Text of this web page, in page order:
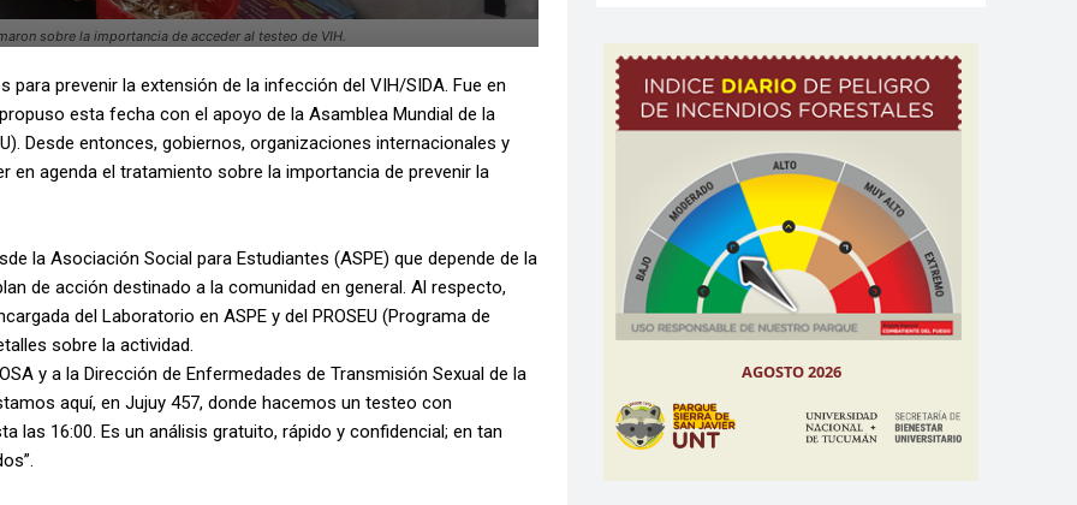
sobre la importancia de acceder al testeo de VIH.
prevenir la extensión de la infección del VIH/SIDA. Fue en
esta fecha con el apoyo de la Asamblea Mundial de la
Desde entonces, gobiernos, organizaciones internacionales y
agenda el tratamiento sobre la importancia de prevenir la
la Asociación Social para Estudiantes (ASPE) que depende de la
de acción destinado a la comunidad en general. Al respecto,
del Laboratorio en ASPE y del PROSEU (Programa de
sobre la actividad.
y a la Dirección de Enfermedades de Transmisión Sexual de la
aquí, en Jujuy 457, donde hacemos un testeo con
las 16:00. Es un análisis gratuito, rápido y confidencial; en tan